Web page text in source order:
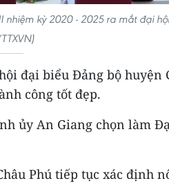
kỳ 2020 - 2025 ra mắt đại
đại biểu Đảng bộ huyện
công tốt đẹp.
ủy An Giang chọn làm
Phú tiếp tục xác định